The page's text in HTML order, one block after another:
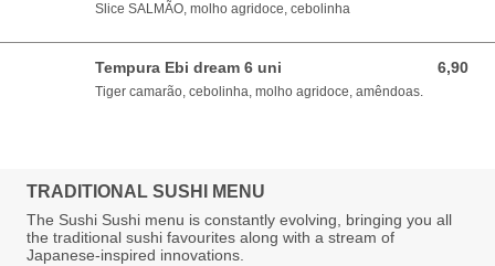
Slice SALMÃO, molho agridoce, cebolinha
Tempura Ebi dream 6 uni 6,90
6,90 EUR
Tiger camarão, cebolinha, molho agridoce, amêndoas.
TRADITIONAL SUSHI MENU
The Sushi Sushi menu is constantly evolving, bringing you all
the traditional sushi favourites along with a stream of
Japanese-inspired innovations.